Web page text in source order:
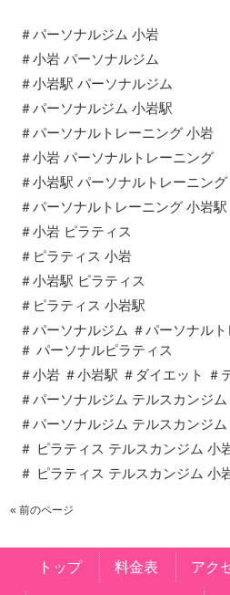
＃パーソナルジム 小岩
＃小岩 パーソナルジム
＃小岩駅 パーソナルジム
＃パーソナルジム 小岩駅
＃パーソナルトレーニング 小岩
＃小岩 パーソナルトレーニング
＃小岩駅 パーソナルトレーニング
＃パーソナルトレーニング 小岩駅
＃小岩 ピラティス
＃ピラティス 小岩
＃小岩駅 ピラティス
＃ピラティス 小岩駅
＃パーソナルジム ＃パーソナル
＃ パーソナルピラティス
＃小岩 ＃小岩駅 ＃ダイエット ＃
＃パーソナルジム テルスカンジ
＃パーソナルジム テルスカンジ
＃ ピラティス テルスカンジム 小
＃ ピラティス テルスカンジム 小
« 前のページ
トップ 料金表 アク